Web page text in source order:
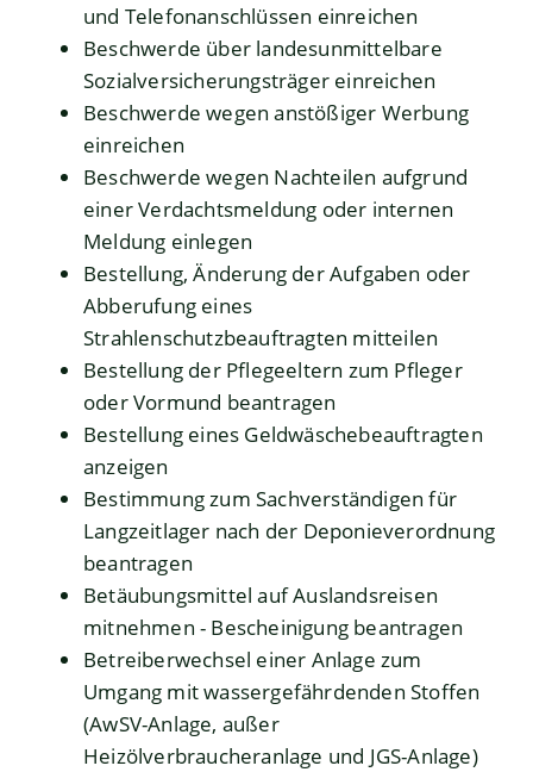
und Telefonanschlüssen einreichen
Beschwerde über landesunmittelbare
Sozialversicherungsträger einreichen
Beschwerde wegen anstößiger Werbung
einreichen
Beschwerde wegen Nachteilen aufgrund
einer Verdachtsmeldung oder internen
Meldung einlegen
Bestellung, Änderung der Aufgaben oder
Abberufung eines
Strahlenschutzbeauftragten mitteilen
Bestellung der Pflegeeltern zum Pfleger
oder Vormund beantragen
Bestellung eines Geldwäschebeauftragten
anzeigen
Bestimmung zum Sachverständigen für
Langzeitlager nach der Deponieverordnung
beantragen
Betäubungsmittel auf Auslandsreisen
mitnehmen - Bescheinigung beantragen
Betreiberwechsel einer Anlage zum
Umgang mit wassergefährdenden Stoffen
(AwSV-Anlage, außer
Heizölverbraucheranlage und JGS-Anlage)